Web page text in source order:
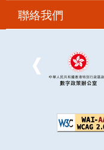
聯絡我們